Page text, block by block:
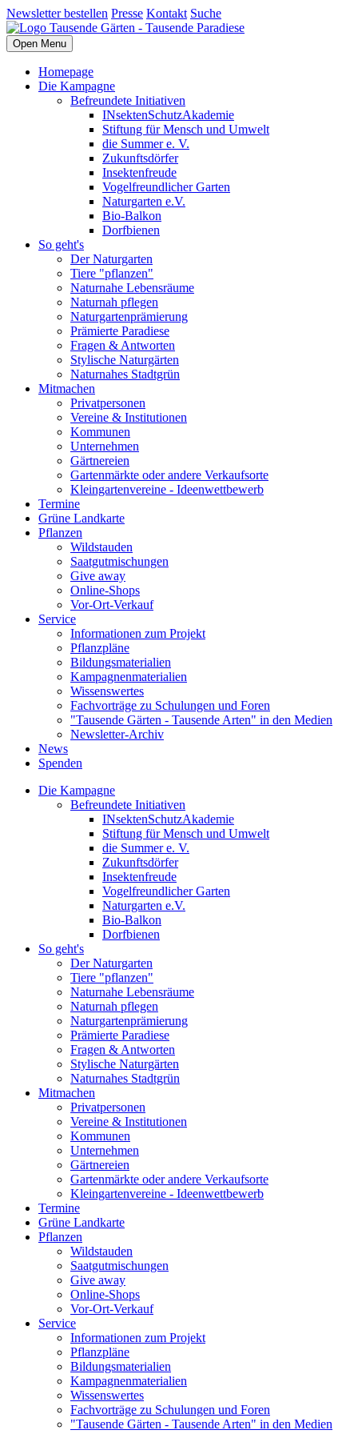
Newsletter bestellen Presse Kontakt Suche
Open Menu
Homepage
Die Kampagne
Befreundete Initiativen
INsektenSchutzAkademie
Stiftung für Mensch und Umwelt
die Summer e. V.
Zukunftsdörfer
Insektenfreude
Vogelfreundlicher Garten
Naturgarten e.V.
Bio-Balkon
Dorfbienen
So geht's
Der Naturgarten
Tiere "pflanzen"
Naturnahe Lebensräume
Naturnah pflegen
Naturgartenprämierung
Prämierte Paradiese
Fragen & Antworten
Stylische Naturgärten
Naturnahes Stadtgrün
Mitmachen
Privatpersonen
Vereine & Institutionen
Kommunen
Unternehmen
Gärtnereien
Gartenmärkte oder andere Verkaufsorte
Kleingartenvereine - Ideenwettbewerb
Termine
Grüne Landkarte
Pflanzen
Wildstauden
Saatgutmischungen
Give away
Online-Shops
Vor-Ort-Verkauf
Service
Informationen zum Projekt
Pflanzpläne
Bildungsmaterialien
Kampagnenmaterialien
Wissenswertes
Fachvorträge zu Schulungen und Foren
"Tausende Gärten - Tausende Arten" in den Medien
Newsletter-Archiv
News
Spenden
Die Kampagne
Befreundete Initiativen
INsektenSchutzAkademie
Stiftung für Mensch und Umwelt
die Summer e. V.
Zukunftsdörfer
Insektenfreude
Vogelfreundlicher Garten
Naturgarten e.V.
Bio-Balkon
Dorfbienen
So geht's
Der Naturgarten
Tiere "pflanzen"
Naturnahe Lebensräume
Naturnah pflegen
Naturgartenprämierung
Prämierte Paradiese
Fragen & Antworten
Stylische Naturgärten
Naturnahes Stadtgrün
Mitmachen
Privatpersonen
Vereine & Institutionen
Kommunen
Unternehmen
Gärtnereien
Gartenmärkte oder andere Verkaufsorte
Kleingartenvereine - Ideenwettbewerb
Termine
Grüne Landkarte
Pflanzen
Wildstauden
Saatgutmischungen
Give away
Online-Shops
Vor-Ort-Verkauf
Service
Informationen zum Projekt
Pflanzpläne
Bildungsmaterialien
Kampagnenmaterialien
Wissenswertes
Fachvorträge zu Schulungen und Foren
"Tausende Gärten - Tausende Arten" in den Medien